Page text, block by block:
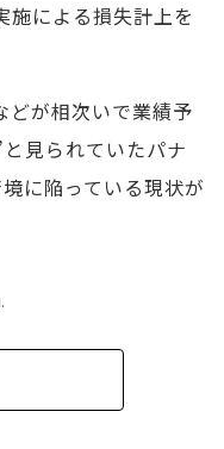
施による損失計上を
が相次いで業績予
見られていたパナ
に陥っている現状が